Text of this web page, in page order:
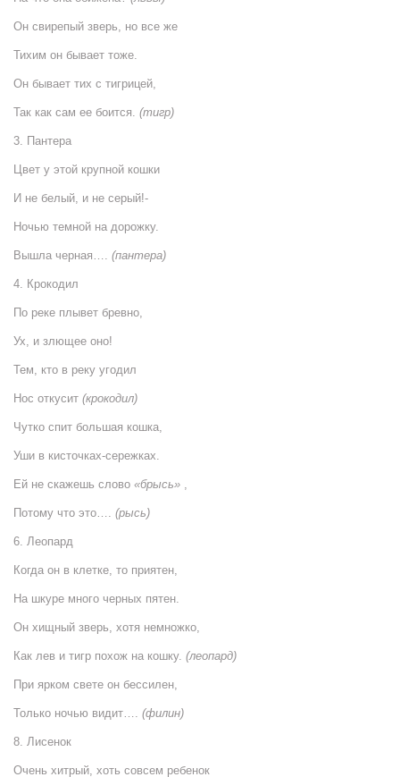
Он свирепый зверь, но все же
Тихим он бывает тоже.
Он бывает тих с тигрицей,
Так как сам ее боится. (тигр)
3. Пантера
Цвет у этой крупной кошки
И не белый, и не серый!-
Ночью темной на дорожку.
Вышла черная…. (пантера)
4. Крокодил
По реке плывет бревно,
Ух, и злющее оно!
Тем, кто в реку угодил
Нос откусит (крокодил)
Чутко спит большая кошка,
Уши в кисточках-сережках.
Ей не скажешь слово «брысь»
Потому что это…. (рысь)
6. Леопард
Когда он в клетке, то приятен,
На шкуре много черных пятен.
Он хищный зверь, хотя немножко,
Как лев и тигр похож на кошку. (леопард)
При ярком свете он бессилен,
Только ночью видит…. (филин)
8. Лисенок
Очень хитрый, хоть совсем ребенок